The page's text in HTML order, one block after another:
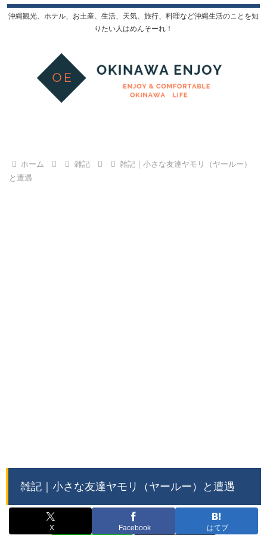
沖縄観光、ホテル、お土産、生活、天気、旅行、料理など沖縄生活のことを知
りたい人はめんそーれ！
ホーム 雑記
雑記｜小さな友達ヤモリ（ヤールー）
と遭遇
雑記｜小さな友達ヤモリ（ヤールー）と遭遇
X Facebook はてブ